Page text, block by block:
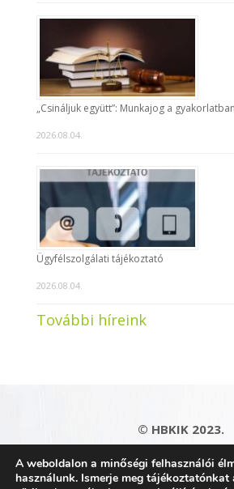
„Csináljuk együtt”: Munkajog a
2026.08.04.
Ügyfélszolgálati tájékoztató
2026.08.04.
További híreink
© HBKIK 2023.
Adatkezelési tájékoztató|
Kapcsolat|
A weboldalon a minőségi felhasználói
használunk. Ismerje meg tájékoztatónkat